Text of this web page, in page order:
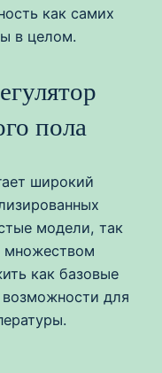
как самих
в целом.
пола
широкий
модели, так
множеством
как базовые
для